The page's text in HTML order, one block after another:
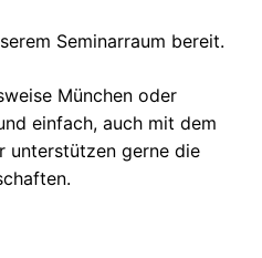
Seminarraum bereit.
München oder
einfach, auch mit dem
unterstützen gerne die